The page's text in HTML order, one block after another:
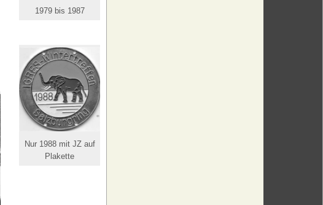
1979 bis 1987
Nur 1988 mit JZ auf
Plakette